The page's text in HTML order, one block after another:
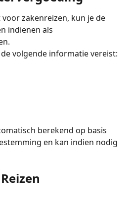
zakenreizen, kun je de
indienen als
volgende informatie vereist:
berekend op basis
en kan indien nodig
Reizen